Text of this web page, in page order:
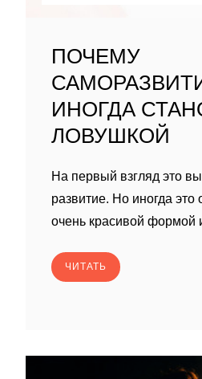
ПОЧЕМУ
ИНОГДА
ЛОВУШКОЙ
На первый взгляд это
развитие. Но иногда это
очень красивой формой
ЧИТАТЬ